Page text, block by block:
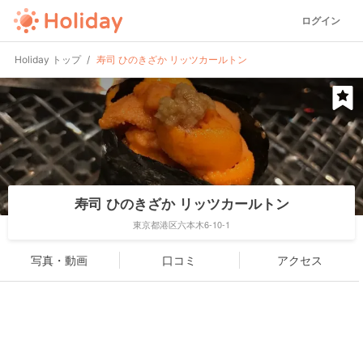
ログイン
Holiday トップ 寿司 ひのきざか リッツカールトン
寿司 ひのきざか リッツカールトン
東京都港区六本木6-10-1
写真・動画 口コミ アクセス